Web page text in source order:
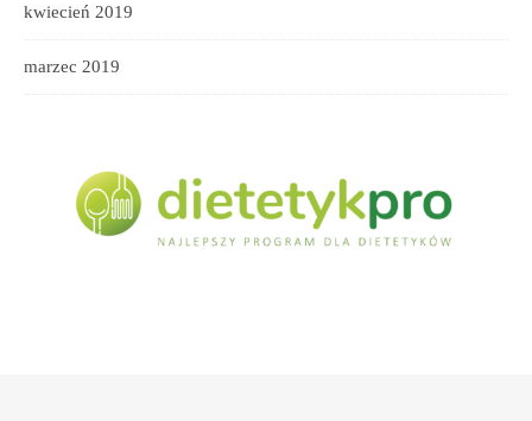
kwiecień 2019
marzec 2019